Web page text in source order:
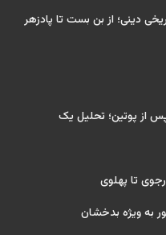
دینی؛ از بن بست تا پادزهر
از پوتین؛ تحلیل یک
تا پهلوی
به ویژه بدخشان